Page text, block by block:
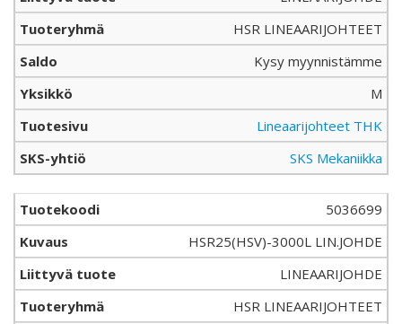
HSR LINEAARIJOHTEET
Kysy myynnistämme
M
Lineaarijohteet THK
SKS Mekaniikka
5036699
HSR25(HSV)-3000L LIN.JOHDE
LINEAARIJOHDE
HSR LINEAARIJOHTEET